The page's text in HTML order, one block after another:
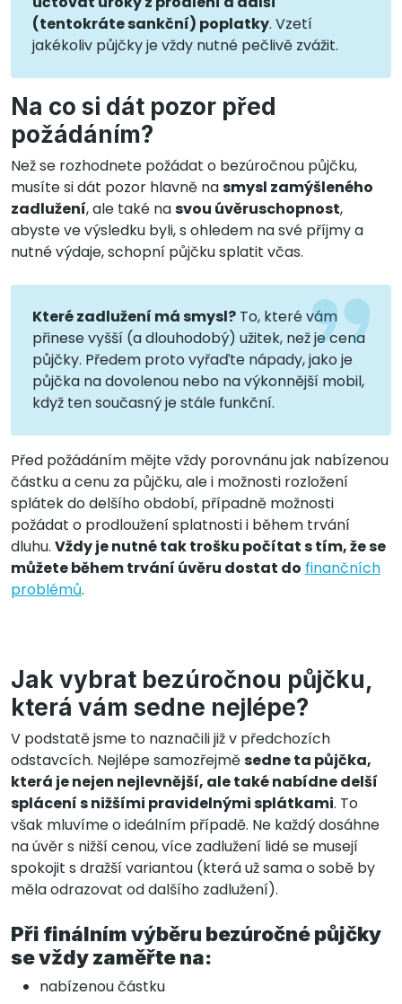
(tentokráte sankční) poplatky. Vzetí
jakékoliv půjčky je vždy nutné pečlivě zvážit.
Na co si dát pozor před
požádáním?
Než se rozhodnete požádat o bezúročnou půjčku,
musíte si dát pozor hlavně nasmysl zamýšleného
zadlužení, ale také nasvou úvěruschopnost,
abyste ve výsledku byli, s ohledem na své příjmy a
nutné výdaje, schopní půjčku splatit včas.
Které zadlužení má smysl? To, které vám
přinese vyšší (a dlouhodobý) užitek, než je cena
půjčky. Předem proto vyřaďte nápady, jako je
půjčka na dovolenou nebo na výkonnější mobil,
když ten současný je stále funkční.
Před požádáním mějte vždy porovnánu jak nabízenou
částku a cenu za půjčku, ale i možnosti rozložení
splátek do delšího období, případně možnosti
požádat o prodloužení splatnosti i během trvání
dluhu. Vždy je nutné tak trošku počítat s tím, že se
můžete během trvání úvěru dostat do finančních
problémů.
Jak vybrat bezúročnou půjčku,
která vám sedne nejlépe?
V podstatě jsme to naznačili již v předchozích
odstavcích. Nejlépe samozřejměsedne ta půjčka,
která je nejen nejlevnější, ale také nabídne delší
splácení s nižšími pravidelnými splátkami. To
však mluvíme o ideálním případě. Ne každý dosáhne
na úvěr s nižší cenou, více zadlužení lidé se musejí
spokojit s dražší variantou (která už sama o sobě by
měla odrazovat od dalšího zadlužení).
Při finálním výběru bezúročné půjčky
se vždy zaměřte na:
nabízenou částku